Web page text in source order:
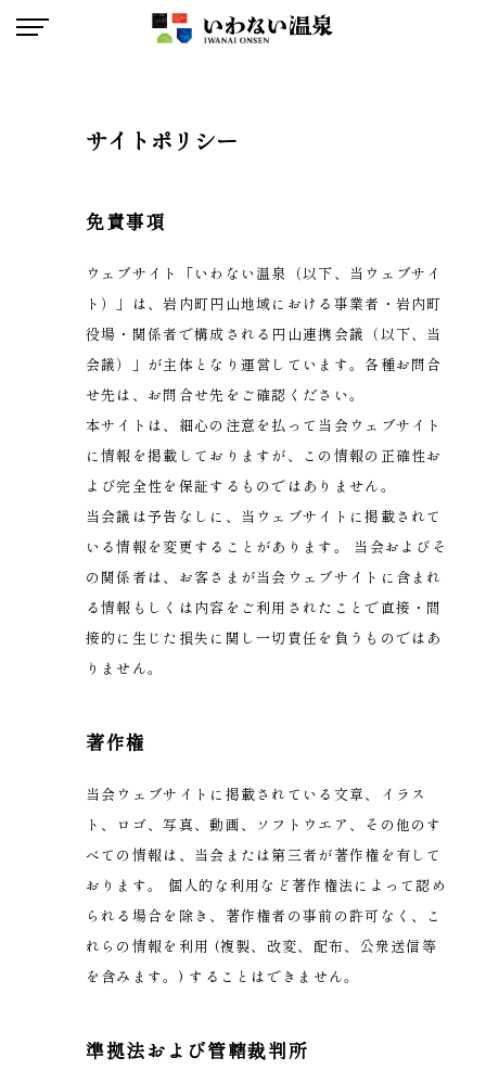
サイトポリシー
免責事項
ウェブサイト「いわない温泉（以下、当ウェブサイ
ト）」は、岩内町円山地域における事業者・岩内町
役場・関係者で構成される円山連携会議（以下、当
会議）」が主体となり運営しています。各種お問合
せ先は、 お問合せ先 をご確認ください。
本サイトは、細心の注意を払って当会ウェブサイト
に情報を掲載しておりますが、この情報の正確性お
よび完全性を保証するものではありません。
当会議は予告なしに、当ウェブサイトに掲載されて
いる情報を変更することがあります。 当会およびそ
の関係者は、お客さまが当会ウェブサイトに含まれ
る情報もしくは内容をご利用されたことで直接・間
接的に生じた損失に関し一切責任を負うものではあ
りません。
著作権
当会ウェブサイトに掲載されている文章、イラス
ト、ロゴ、写真、動画、ソフトウエア、その他のす
べての情報は、当会または第三者が著作権を有して
おります。 個人的な利用など著作権法によって認め
られる場合を除き、著作権者の事前の許可なく、こ
れらの情報を利用 (複製、改変、配布、公衆送信等
を含みます。) することはできません。
準拠法および管轄裁判所